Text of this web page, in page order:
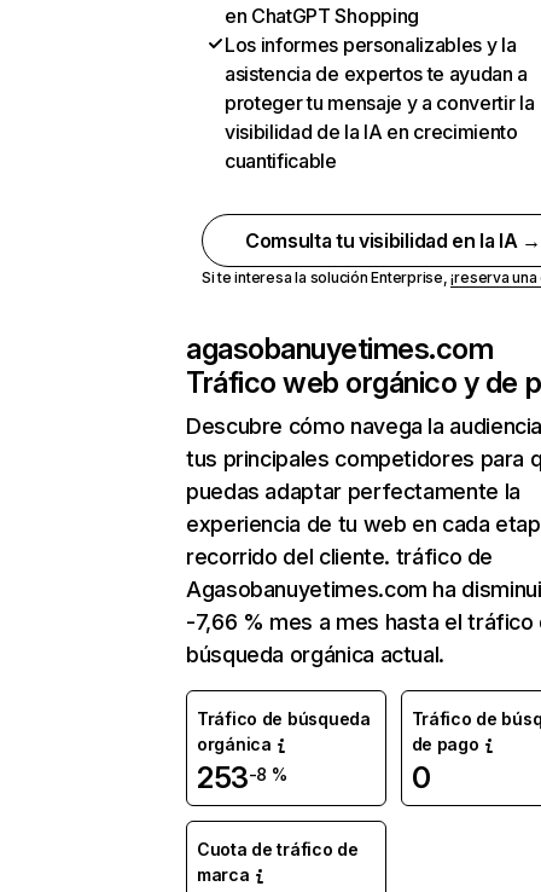
en ChatGPT Shopping
Los informes personalizables y la
asistencia de expertos te ayudan a
proteger tu mensaje y a convertir la
visibilidad de la IA en crecimiento
cuantificable
Comsulta tu visibilidad en la IA →
Si te interesa la solución Enterprise,¡reserva
agasobanuyetimes.com
Tráfico web orgánico y de
Descubre cómo navega la
tus principales competidores para
puedas adaptar perfectamente la
experiencia de tu web en cada
recorrido del cliente. tráfico de
Agasobanuyetimes.com ha
-7,66 % mes a mes hasta el tráfico
búsqueda orgánica actual.
Tráfico de búsqueda
orgánica
253-8 %
Tráfico de
de pago
0
Cuota de tráfico de
marca